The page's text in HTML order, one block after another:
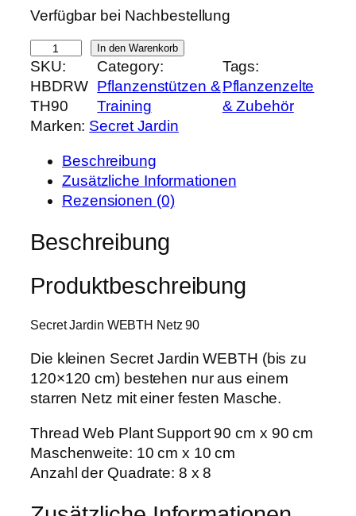
l
i
c
h
r
r
e
i
w
r
:
0
0
r
P
r
e
i
s
s
t
:
,
9
€
Verfügbar bei Nachbestellung
e
c
e
i
W
B
H
N
e
t
z
9
M
In den Warenkorb
SKU:
HBDRW
TH90
Category:
Pflanzenstützen &
Training
Tags:
Pflanzenzelte
& Zubehör
Marken: Secret Jardin
Beschreibung
Zusätzliche Informationen
Rezensionen (0)
Beschreibung
Produktbeschreibung
Secret Jardin WEBTH Netz 90
Die kleinen Secret Jardin WEBTH (bis zu
120×120 cm) bestehen nur aus einem
starren Netz mit einer festen Masche.
Thread Web Plant Support 90 cm x 90 cm
Maschenweite: 10 cm x 10 cm
Anzahl der Quadrate: 8 x 8